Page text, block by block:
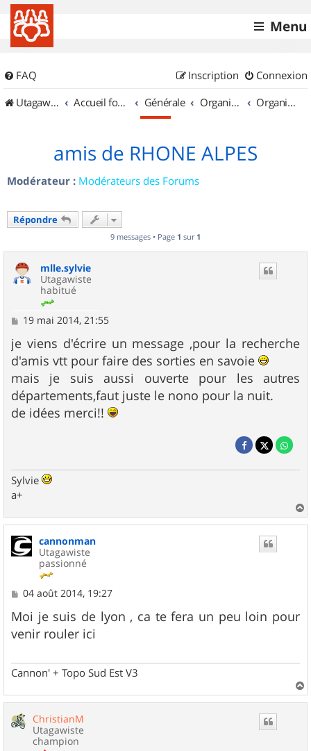
Menu
FAQ Connexion
Inscription
UtagawaVTT (Randos VTT et VTTAE avec traces GPS)
Accueil forum Générale Organisation de sorties & Recherche de partenaires Organisation de sorties en région Rhône Alpes
amis de RHONE ALPES
Modérateur : Modérateurs des Forums
Répondre
9 messages • Page 1 sur 1
mlle.sylvie
Utagawiste
habitué
M
s
s
a
g
e
19 mai 2014, 21:55
je viens d'écrire un message ,pour la recherche
d'amis vtt pour faire des sorties en savoie
mais je suis aussi ouverte pour les autres
départements,faut juste le nono pour la nuit.
de idées merci!!
Sylvie
a+
a
u
cannonman
Utagawiste
passionné
M
s
s
a
04 août 2014, 19:27
Moi je suis de lyon , ca te fera un peu loin pour
venir rouler ici
Cannon' + Topo Sud Est V3
a
ChristianM
Utagawiste
champion